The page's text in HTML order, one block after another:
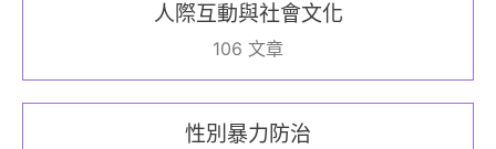
人際互動與社會文化
106 文章
性別暴力防治